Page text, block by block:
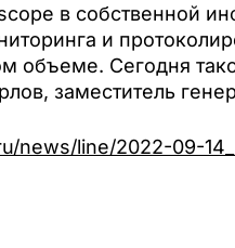
в собственной
и
объеме. Сегодня
заместитель
news/line/2022-09-